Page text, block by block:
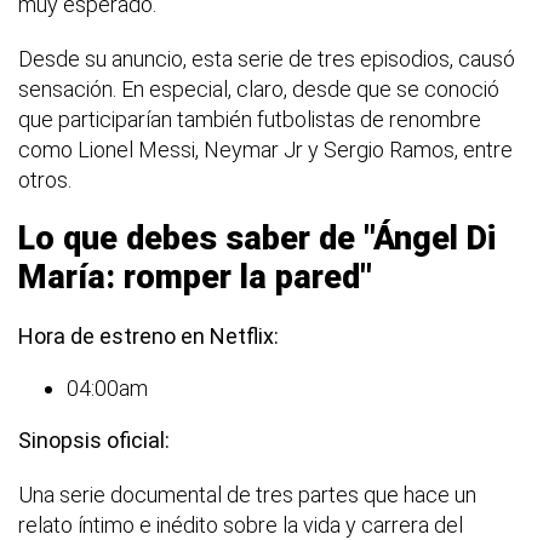
Desde su anuncio, esta serie de tres episodios, causó
sensación. En especial, claro, desde que se conoció
que participarían también futbolistas de renombre
como Lionel Messi, Neymar Jr y Sergio Ramos, entre
otros.
Lo que debes saber de "Ángel Di
María: romper la pared"
Hora de estreno en Netflix:
04:00am
Sinopsis oficial:
Una serie documental de tres partes que hace un
relato íntimo e inédito sobre la vida y carrera del